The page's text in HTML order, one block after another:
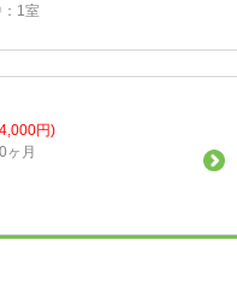
1室
円)
ヶ月